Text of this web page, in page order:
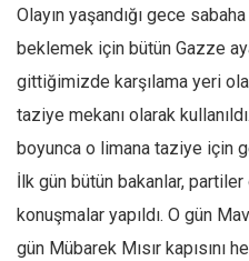
Olayın yaşandığı gece
beklemek için bütün Gazze
gittiğimizde karşılama yeri
taziye mekanı olarak
boyunca o limana taziye için
İlk gün bütün bakanlar,
konuşmalar yapıldı. O gün
gün Mübarek Mısır kapısını